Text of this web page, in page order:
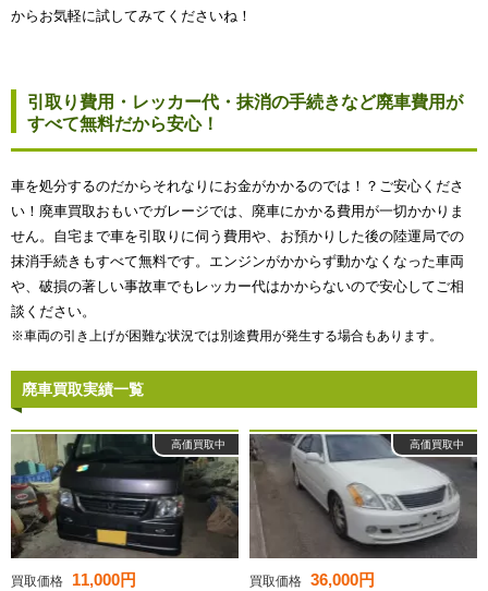
からお気軽に試してみてくださいね！
引取り費用・レッカー代・抹消の手続きなど廃車費用が
すべて無料だから安心！
車を処分するのだからそれなりにお金がかかるのでは！？ご安心くださ
い！廃車買取おもいでガレージでは、廃車にかかる費用が一切かかりま
せん。自宅まで車を引取りに伺う費用や、お預かりした後の陸運局での
抹消手続きもすべて無料です。エンジンがかからず動かなくなった車両
や、破損の著しい事故車でもレッカー代はかからないので安心してご相
談ください。
※車両の引き上げが困難な状況では別途費用が発生する場合もあります。
廃車買取実績一覧
高価買取中
買取価格 11,000円
高価買取中
買取価格 36,000円